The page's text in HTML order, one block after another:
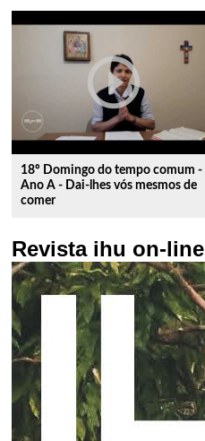
play_circle_outline
18º Domingo do tempo comum -
Ano A - Dai-lhes vós mesmos de
comer
Revista ihu on-line